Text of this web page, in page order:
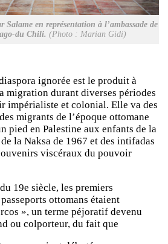
Salame en représentation à l’ambassade de
du Chili. (Photo : Marian Gidi)
ignorée est le produit à
migration durant diverses périodes
impérialiste et colonial. Elle va des
migrants de l’époque ottomane
pied en Palestine aux enfants de la
la Naksa de 1967 et des intifadas
viscéraux du pouvoir
19e siècle, les premiers
ottomans étaient
», un terme péjoratif devenu
ou colporteur, du fait que